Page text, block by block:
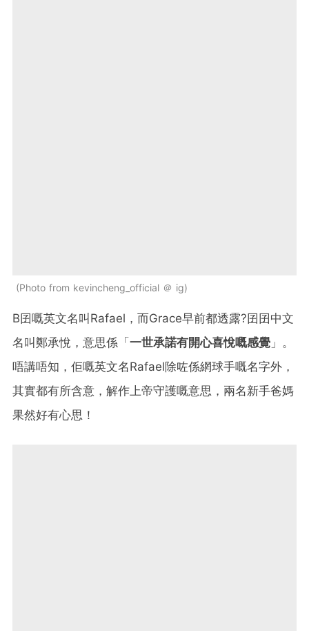
Photo from kevincheng_official ＠ ig
B囝嘅英文名叫Rafael，而Grace早前都透露?囝囝中文
名叫鄭承悅，意思係「一世承諾有開心喜悅嘅感覺 」。
唔講唔知，佢嘅英文名Rafael除咗係網球手嘅名字外，
其實都有所含意，解作上帝守護嘅意思，兩名新手爸媽
果然好有心思！